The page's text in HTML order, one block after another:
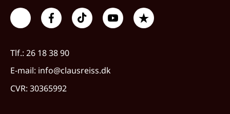
Tlf.: 26 18 38 90
E-mail: info@clausreiss.dk
CVR: 30365992